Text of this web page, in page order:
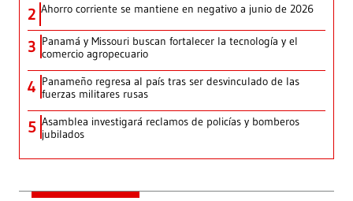
2 Ahorro corriente se mantiene en negativo a junio de 2026
3 Panamá y Missouri buscan fortalecer la tecnología y el
comercio agropecuario
4 Panameño regresa al país tras ser desvinculado de las
fuerzas militares rusas
5 Asamblea investigará reclamos de policías y bomberos
jubilados